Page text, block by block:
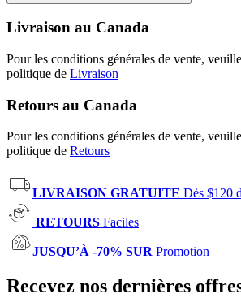
Livraison au Canada
Pour les conditions générales de vente,
politique de Livraison
Retours au Canada
Pour les conditions générales de vente,
politique de Retours
LIVRAISON GRATUITE Dès $120
RETOURS Faciles
JUSQU’À -70% SUR Promotion
Recevez nos dernières